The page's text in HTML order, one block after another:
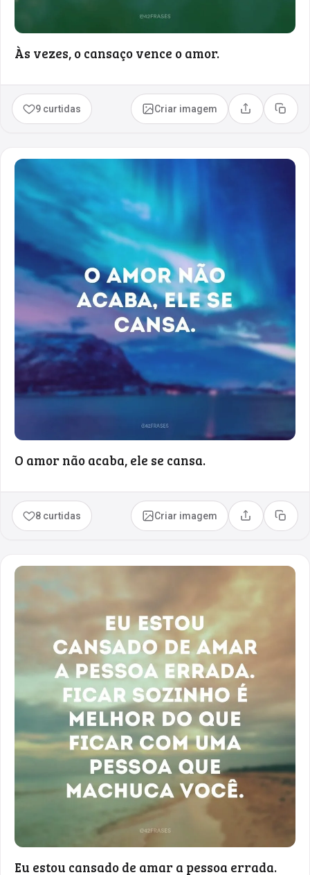
Às vezes, o cansaço vence o amor.
9 curtidas Criar imagem Compartilhar
Copiar
O amor não acaba, ele se cansa.
8 curtidas Criar imagem Compartilhar
Copiar
Eu estou cansado de amar a pessoa errada.